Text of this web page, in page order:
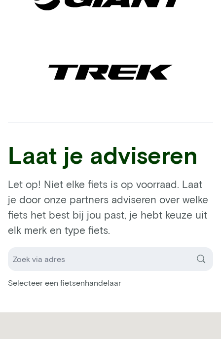
Laat je adviseren
Let op! Niet elke fiets is op voorraad. Laat
je door onze partners adviseren over welke
fiets het best bij jou past, je hebt keuze uit
elk merk en type fiets.
Selecteer een fietsenhandelaar